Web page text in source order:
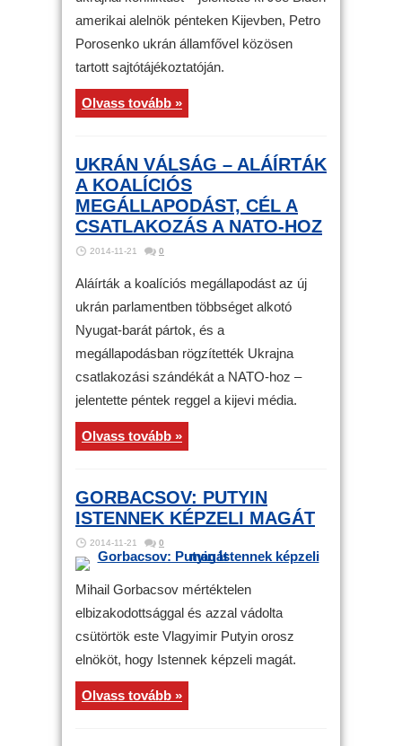
amerikai alelnök pénteken Kijevben, Petro
Porosenko ukrán államfővel közösen
tartott sajtótájékoztatóján.
Olvass tovább »
UKRÁN VÁLSÁG – ALÁÍRTÁK
A KOALÍCIÓS
MEGÁLLAPODÁST, CÉL A
CSATLAKOZÁS A NATO-HOZ
2014-11-21 0
Aláírták a koalíciós megállapodást az új
ukrán parlamentben többséget alkotó
Nyugat-barát pártok, és a
megállapodásban rögzítették Ukrajna
csatlakozási szándékát a NATO-hoz –
jelentette péntek reggel a kijevi média.
Olvass tovább »
GORBACSOV: PUTYIN
ISTENNEK KÉPZELI MAGÁT
2014-11-21 0
Mihail Gorbacsov mértéktelen
elbizakodottsággal és azzal vádolta
csütörtök este Vlagyimir Putyin orosz
elnököt, hogy Istennek képzeli magát.
Olvass tovább »